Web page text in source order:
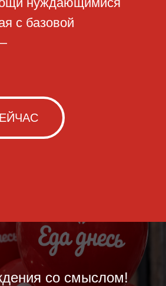
со смыслом!